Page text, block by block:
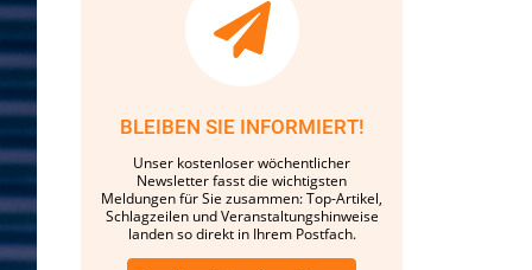
BLEIBEN SIE INFORMIERT!
Unser kostenloser wöchentlicher
Newsletter fasst die wichtigsten
Meldungen für Sie zusammen: Top-Artikel,
Schlagzeilen und Veranstaltungshinweise
landen so direkt in Ihrem Postfach.